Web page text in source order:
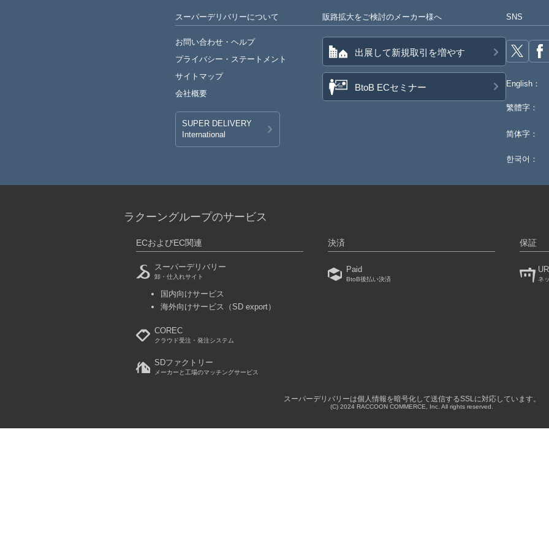
スーパーデリバリーについて
お問い合わせ・ヘルプ
プライバシー・ ステートメント
サイトマップ
会社概要
SUPER DELIVERY
International
販路拡大をご検討のメーカー様へ
出展して新規取引を増やす
BtoB ECセミナー
SNS
English：
繁體字：
简体字：
한국어：
ラクーングループのサービス
ECおよびEC関連
スーパーデリバリー
卸・仕入れサイト
国内向けサービス
海外向けサービス
（SD export）
COREC
クラウド受注・発注システム
SDファクトリー
メーカーと工場のマッチングサービス
決済
Paid
BtoB後払い決済
保証
ネ
スーパーデリバリーは個人情報を暗号化して送信するSSLに対応しています。
(C) 2024 RACCOON COMMERCE, Inc. All rights reserved.